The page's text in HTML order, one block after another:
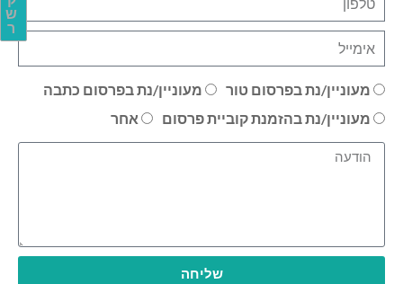
ש
ר
מעוניין/נת בפרסום טור
מעוניין/נת בפרסום כתבה
מעוניין/נת בהזמנת קוביית פרסום
אחר
שליחה